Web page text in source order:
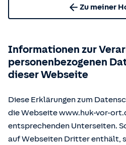
Zu meiner
Informationen zur
personenbezogenen
dieser Webseite
Diese Erklärungen zum
die Webseite www.huk-vor-
entsprechenden Unterseiten.
auf Webseiten Dritter enthält,